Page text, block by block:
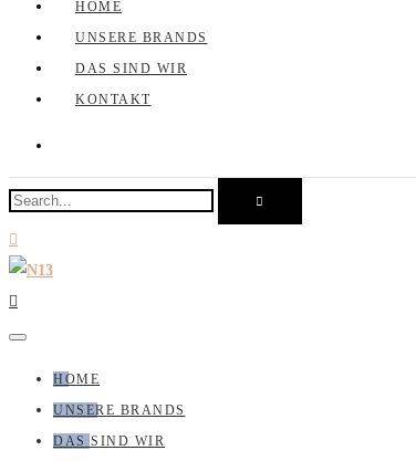
HOME
UNSERE BRANDS
DAS SIND WIR
KONTAKT
HOME
UNSERE BRANDS
DAS SIND WIR